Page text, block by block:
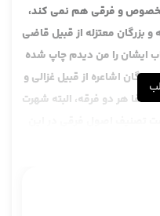
و فرقی هم نمی کند،
بزرگان معتزله از قبیل قاضی
ایشان را من دیدم چاپ شده
اشاعره از قبیل غزالی و
هر دو فرقه، البته شهرت
اصولی را هم ظاهری ها